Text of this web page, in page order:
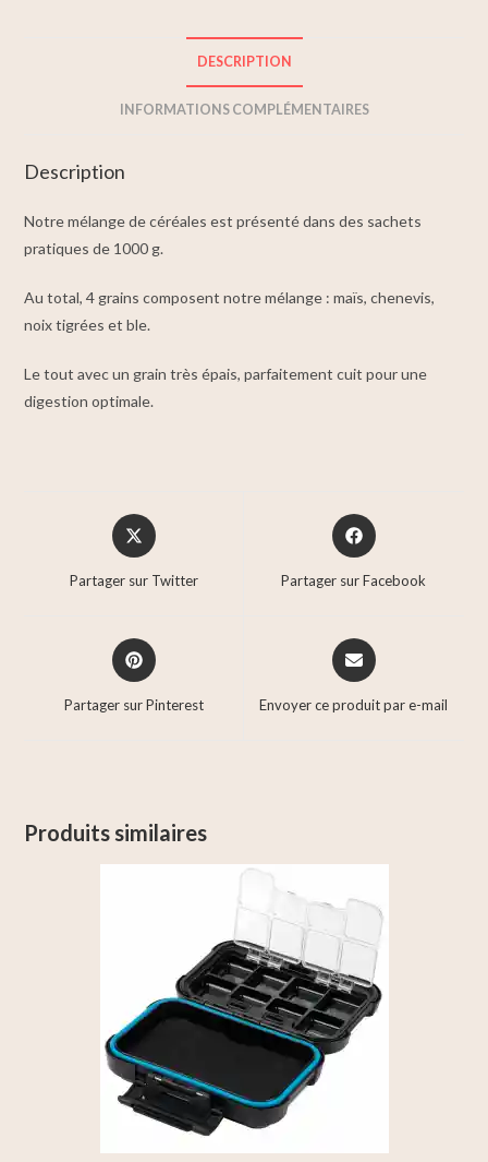
DESCRIPTION
INFORMATIONS COMPLÉMENTAIRES
Description
Notre mélange de céréales est présenté dans des sachets
pratiques de 1000 g.
Au total, 4 grains composent notre mélange : maïs, chenevis,
noix tigrées et ble.
Le tout avec un grain très épais, parfaitement cuit pour une
digestion optimale.
Partager sur Twitter Partager sur Facebook
Partager sur Pinterest Envoyer ce produit par e-mail
Produits similaires